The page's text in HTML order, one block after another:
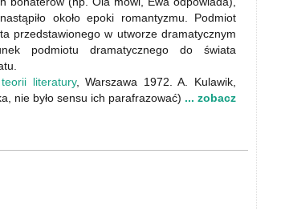
około epoki romantyzmu. Podmiot
przedstawionego w utworze dramatycznym
podmiotu dramatycznego do świata
teorii literatury, Warszawa 1972. A. Kulawik,
nie było sensu ich parafrazować) ... zobacz